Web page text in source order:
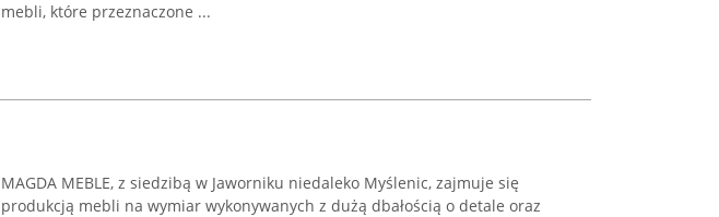
mebli, które przeznaczone ...
MAGDA MEBLE, z siedzibą w Jaworniku niedaleko Myślenic, zajmuje się
produkcją mebli na wymiar wykonywanych z dużą dbałością o detale oraz